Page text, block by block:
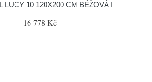
LUCY 10 120X200 CM BÉŽOVÁ I
16 778 Kč